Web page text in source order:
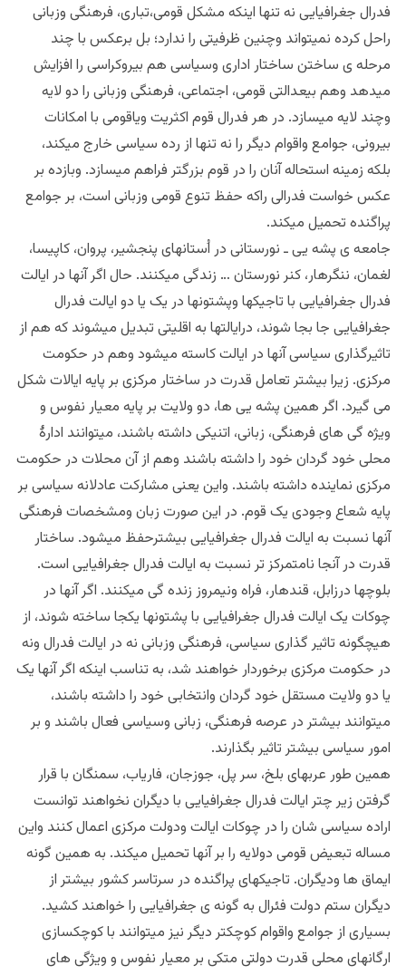
فدرال جغرافیایی نه تنها اینکه مشکل قومی،تباری، فرهنگی وزبانی
راحل کرده نمیتواند وچنین ظرفیتی را ندارد؛ بل برعکس با چند
مرحله ی ساختن ساختار اداری وسیاسی هم بیروکراسی را افزایش
میدهد وهم بیعدالتی قومی، اجتماعی، فرهنگی وزبانی را دو لایه
وچند لایه میسازد. در هر فدرال قوم اکثریت ویاقومی با امکانات
بیرونی، جوامع واقوام دیگر را نه تنها از رده سیاسی خارج میکند،
بلکه زمینه استحاله آنان را در قوم بزرگتر فراهم میسازد. وبازده بر
عکس خواست فدرالی راکه حفظ تنوع قومی وزبانی است، بر جوامع
پراگنده تحمیل میکند.
جامعه ی پشه یی ـ نورستانی در اُستانهای پنجشیر، پروان، کاپیسا،
لغمان، ننگرهار، کنر نورستان … زندگی میکنند. حال اگر آنها در ایالت
فدرال جغرافیایی با تاجیکها وپشتونها در یک یا دو ایالت فدرال
جغرافیایی جا بجا شوند، درایالتها به اقلیتی تبدیل میشوند که هم از
تاثیرگذاری سیاسی آنها در ایالت کاسته میشود وهم در حکومت
مرکزی. زیرا بیشتر تعامل قدرت در ساختار مرکزی بر پایه ایالات شکل
می گیرد. اگر همین پشه یی ها، دو ولایت بر پایه معیار نفوس و
ویژه گی های فرهنگی، زبانی، اتنیکی داشته باشند، میتوانند ادارۀ
محلی خود گردان خود را داشته باشند وهم از آن محلات در حکومت
مرکزی نماینده داشته باشند. واین یعنی مشارکت عادلانه سیاسی بر
پایه شعاع وجودی یک قوم. در این صورت زبان ومشخصات فرهنگی
آنها نسبت به ایالت فدرال جغرافیایی بیشترحفظ میشود. ساختار
قدرت در آنجا نامتمرکز تر نسبت به ایالت فدرال جغرافیایی است.
بلوچها درزابل، قندهار، فراه ونیمروز زنده گی میکنند. اگر آنها در
چوکات یک ایالت فدرال جغرافیایی با پشتونها یکجا ساخته شوند، از
هیچگونه تاثیر گذاری سیاسی، فرهنگی وزبانی نه در ایالت فدرال ونه
در حکومت مرکزی برخوردار خواهند شد، به تناسب اینکه اگر آنها یک
یا دو ولایت مستقل خود گردان وانتخابی خود را داشته باشند،
میتوانند بیشتر در عرصه فرهنگی، زبانی وسیاسی فعال باشند و بر
امور سیاسی بیشتر تاثیر بگذارند.
همین طور عربهای بلخ، سر پل، جوزجان، فاریاب، سمنگان با قرار
گرفتن زیر چتر ایالت فدرال جغرافیایی با دیگران نخواهند توانست
اراده سیاسی شان را در چوکات ایالت ودولت مرکزی اعمال کنند واین
مساله تبعیض قومی دولایه را بر آنها تحمیل میکند. به همین گونه
ایماق ها ودیگران. تاجیکهای پراگنده در سرتاسر کشور بیشتر از
دیگران ستم دولت فئرال به گونه ی جغرافیایی را خواهند کشید.
بسیاری از جوامع واقوام کوچکتر دیگر نیز میتوانند با کوچکسازی
ارگانهای محلی قدرت دولتی متکی بر معیار نفوس و ویژگی های